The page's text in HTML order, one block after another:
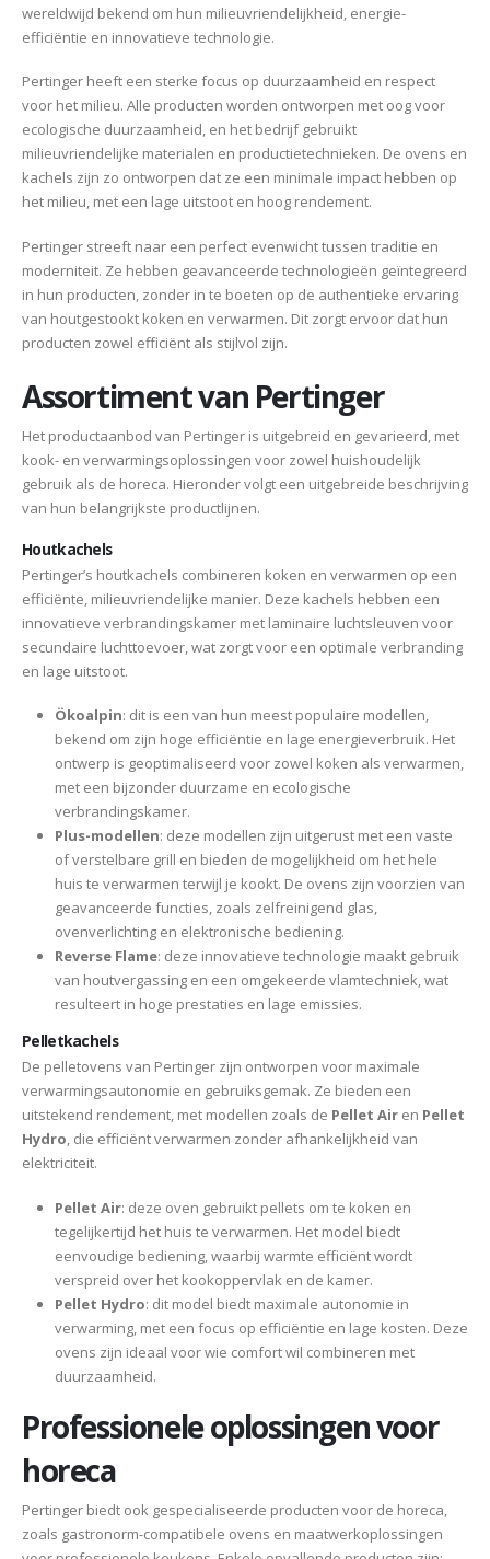
wereldwijd bekend om hun milieuvriendelijkheid, energie-
efficiëntie en innovatieve technologie.
Pertinger heeft een sterke focus op duurzaamheid en respect
voor het milieu. Alle producten worden ontworpen met oog voor
ecologische duurzaamheid, en het bedrijf gebruikt
milieuvriendelijke materialen en productietechnieken. De ovens en
kachels zijn zo ontworpen dat ze een minimale impact hebben op
het milieu, met een lage uitstoot en hoog rendement.
Pertinger streeft naar een perfect evenwicht tussen traditie en
moderniteit. Ze hebben geavanceerde technologieën geïntegreerd
in hun producten, zonder in te boeten op de authentieke ervaring
van houtgestookt koken en verwarmen. Dit zorgt ervoor dat hun
producten zowel efficiënt als stijlvol zijn.
Assortiment van Pertinger
Het productaanbod van Pertinger is uitgebreid en gevarieerd, met
kook- en verwarmingsoplossingen voor zowel huishoudelijk
gebruik als de horeca. Hieronder volgt een uitgebreide beschrijving
van hun belangrijkste productlijnen.
Houtkachels
Pertinger’s houtkachels combineren koken en verwarmen op een
efficiënte, milieuvriendelijke manier. Deze kachels hebben een
innovatieve verbrandingskamer met laminaire luchtsleuven voor
secundaire luchttoevoer, wat zorgt voor een optimale verbranding
en lage uitstoot.
Ökoalpin: dit is een van hun meest populaire modellen,
bekend om zijn hoge efficiëntie en lage energieverbruik. Het
ontwerp is geoptimaliseerd voor zowel koken als verwarmen,
met een bijzonder duurzame en ecologische
verbrandingskamer​.
Plus-modellen: deze modellen zijn uitgerust met een vaste
of verstelbare grill en bieden de mogelijkheid om het hele
huis te verwarmen terwijl je kookt. De ovens zijn voorzien van
geavanceerde functies, zoals zelfreinigend glas,
ovenverlichting en elektronische bediening​.
Reverse Flame: deze innovatieve technologie maakt gebruik
van houtvergassing en een omgekeerde vlamtechniek, wat
resulteert in hoge prestaties en lage emissies​.
Pelletkachels
De pelletovens van Pertinger zijn ontworpen voor maximale
verwarmingsautonomie en gebruiksgemak. Ze bieden een
uitstekend rendement, met modellen zoals de Pellet Air en Pellet
Hydro, die efficiënt verwarmen zonder afhankelijkheid van
elektriciteit​.
Pellet Air: deze oven gebruikt pellets om te koken en
tegelijkertijd het huis te verwarmen. Het model biedt
eenvoudige bediening, waarbij warmte efficiënt wordt
verspreid over het kookoppervlak en de kamer​.
Pellet Hydro: dit model biedt maximale autonomie in
verwarming, met een focus op efficiëntie en lage kosten. Deze
ovens zijn ideaal voor wie comfort wil combineren met
duurzaamheid​​.
Professionele oplossingen voor
horeca
Pertinger biedt ook gespecialiseerde producten voor de horeca,
zoals gastronorm-compatibele ovens en maatwerkoplossingen